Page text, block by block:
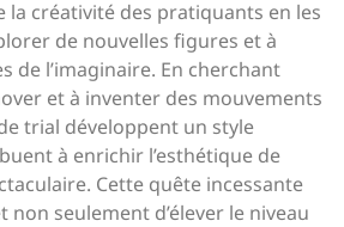
la créativité des pratiquants en les
de nouvelles figures et à
de l’imaginaire. En cherchant
et à inventer des mouvements
trial développent un style
à enrichir l’esthétique de
Cette quête incessante
seulement d’élever le niveau